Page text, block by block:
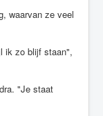
waarvan ze veel
ik zo blijf staan",
"Je staat